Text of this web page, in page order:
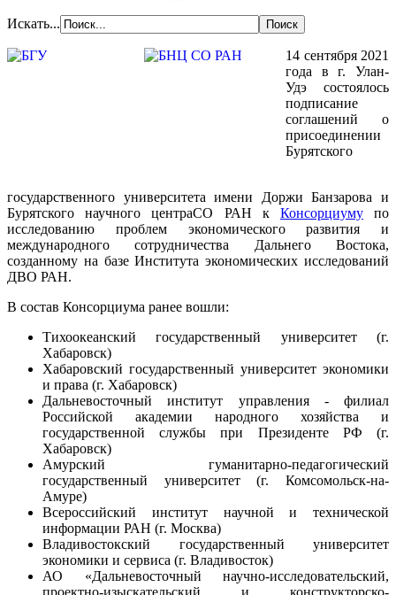
Искать...
14 сентября 2021
года в г. Улан-
Удэ состоялось
подписание
соглашений о
присоединении
Бурятского
государственного университета имени Доржи Банзарова и
Бурятского научного центраСО РАН к Консорциумупо
исследованию проблем экономического развития и
международного сотрудничества Дальнего Востока,
созданному на базе Института экономических исследований
ДВО РАН.
В состав Консорциума ранее вошли:
Тихоокеанский государственный университет (г.
Хабаровск)
Хабаровский государственный университет экономики
и права (г. Хабаровск)
Дальневосточный институт управления - филиал
Российской академии народного хозяйства и
государственной службы при Президенте РФ (г.
Хабаровск)
Амурский гуманитарно-педагогический
государственный университет (г. Комсомольск-на-
Амуре)
Всероссийский институт научной и технической
информации РАН (г. Москва)
Владивостокский государственный университет
экономики и сервиса (г. Владивосток)
АО «Дальневосточный научно-исследовательский,
проектно-изыскательский и конструкторско-